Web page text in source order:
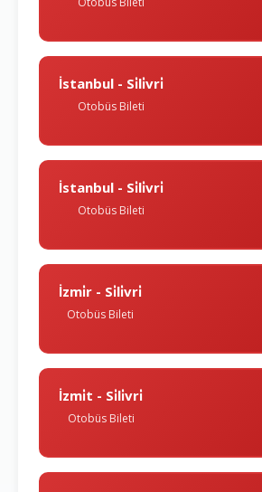
İstanbul - Si̇li̇vri̇
Otobüs Bileti
İstanbul - Si̇li̇vri̇
Otobüs Bileti
İzmi̇r - Si̇li̇vri̇
Otobüs Bileti
İzmi̇t - Si̇li̇vri̇
Otobüs Bileti